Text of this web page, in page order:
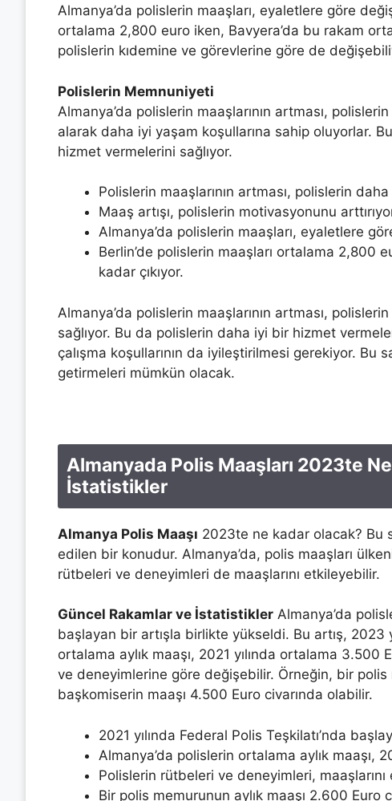
Almanya’da polislerin maaşları, eyaletlere göre
ortalama 2,800 euro iken, Bavyera’da bu rakam
polislerin kıdemine ve görevlerine göre de
Polislerin Memnuniyeti
Almanya’da polislerin maaşlarının artması,
alarak daha iyi yaşam koşullarına sahip oluyorlar.
hizmet vermelerini sağlıyor.
Polislerin maaşlarının artması, polislerin
Maaş artışı, polislerin motivasyonunu
Almanya’da polislerin maaşları, eyaletlere
Berlin’de polislerin maaşları ortalama 2,800
kadar çıkıyor.
Almanya’da polislerin maaşlarının artması,
sağlıyor. Bu da polislerin daha iyi bir hizmet
çalışma koşullarının da iyileştirilmesi gerekiyor.
getirmeleri mümkün olacak.
Almanyada Polis Maaşları 2023te
İstatistikler
Almanya Polis Maaşı 2023te ne kadar olacak? Bu
edilen bir konudur. Almanya’da, polis maaşları
rütbeleri ve deneyimleri de maaşlarını etkileyebilir.
Güncel Rakamlar ve İstatistikler Almanya’da
başlayan bir artışla birlikte yükseldi. Bu artış, 2023
ortalama aylık maaşı, 2021 yılında ortalama
ve deneyimlerine göre değişebilir. Örneğin, bir polis
başkomiserin maaşı 4.500 Euro civarında olabilir.
2021 yılında Federal Polis Teşkilatı’nda
Almanya’da polislerin ortalama aylık maaşı,
Polislerin rütbeleri ve deneyimleri, maaşlarını
Bir polis memurunun aylık maaşı 2.600